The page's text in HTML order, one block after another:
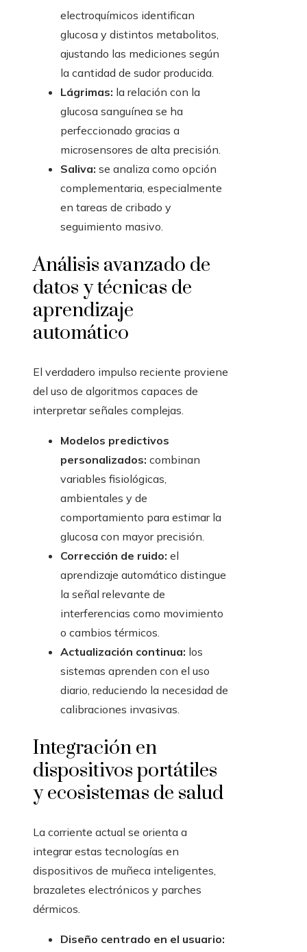
electroquímicos identifican
glucosa y distintos metabolitos,
ajustando las mediciones según
la cantidad de sudor producida.
Lágrimas: la relación con la
glucosa sanguínea se ha
perfeccionado gracias a
microsensores de alta precisión.
Saliva: se analiza como opción
complementaria, especialmente
en tareas de cribado y
seguimiento masivo.
Análisis avanzado de
datos y técnicas de
aprendizaje
automático
El verdadero impulso reciente proviene
del uso de algoritmos capaces de
interpretar señales complejas.
Modelos predictivos
personalizados: combinan
variables fisiológicas,
ambientales y de
comportamiento para estimar la
glucosa con mayor precisión.
Corrección de ruido: el
aprendizaje automático distingue
la señal relevante de
interferencias como movimiento
o cambios térmicos.
Actualización continua: los
sistemas aprenden con el uso
diario, reduciendo la necesidad de
calibraciones invasivas.
Integración en
dispositivos portátiles
y ecosistemas de salud
La corriente actual se orienta a
integrar estas tecnologías en
dispositivos de muñeca inteligentes,
brazaletes electrónicos y parches
dérmicos.
Diseño centrado en el usuario: